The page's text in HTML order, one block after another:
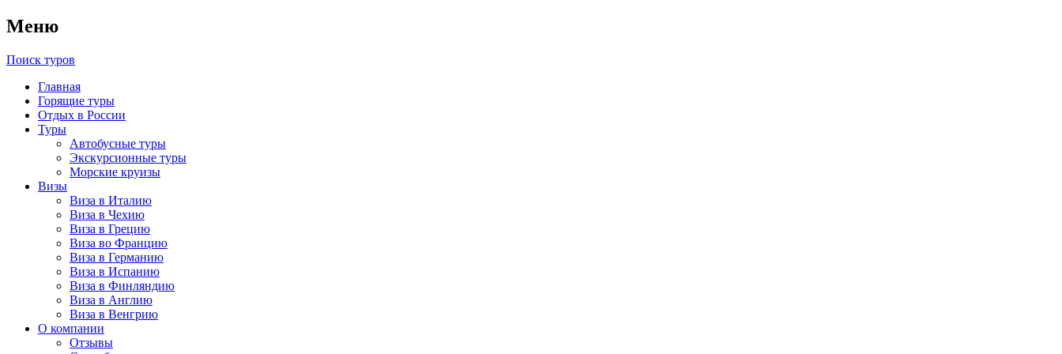
Меню
Поиск туров
Главная
Горящие туры
Отдых в России
Туры
Автобусные туры
Экскурсионные туры
Морские круизы
Визы
Виза в Италию
Виза в Чехию
Виза в Грецию
Виза во Францию
Виза в Германию
Виза в Испанию
Виза в Финляндию
Виза в Англию
Виза в Венгрию
О компании
Отзывы